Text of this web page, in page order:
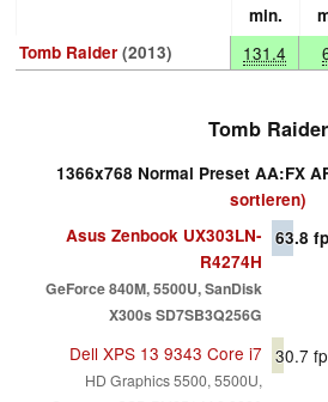
min.
Tomb Raider (2013) 131.4
Tomb Raider
1366x768 Normal Preset AA:FX
sortieren)
Asus Zenbook UX303LN-
R4274H
GeForce 840M, 5500U, SanDisk
X300s SD7SB3Q256G
63.8
Dell XPS 13 9343 Core i7
HD Graphics 5500, 5500U,
30.7